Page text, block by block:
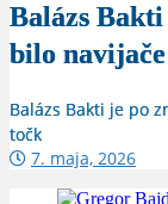
Balázs
bilo
Balázs Bakti je po
točk
7. maja, 2026